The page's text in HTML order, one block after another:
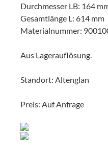
Durchmesser LB: 164
Gesamtlänge L: 614 mm
Materialnummer:
Aus Lagerauflösung.
Standort: Altenglan
Preis: Auf Anfrage